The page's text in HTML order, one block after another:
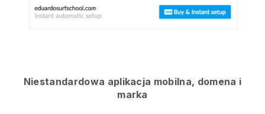
Niestandardowa aplikacja mobilna, domena i
marka